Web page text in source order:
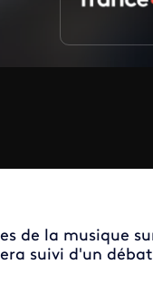
de la musique
suivi d'un